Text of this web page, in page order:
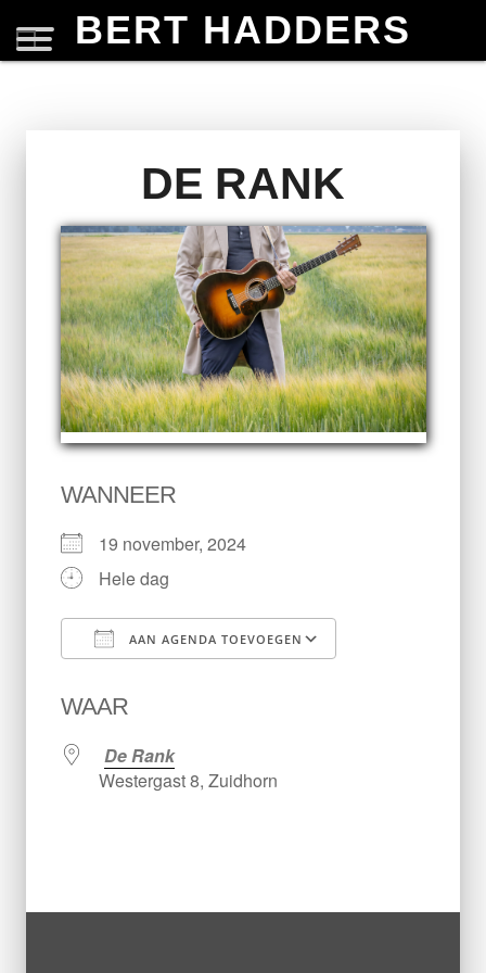
BERT HADDERS
DE RANK
WANNEER
19 november, 2024
Hele dag
AAN AGENDA TOEVOEGEN
WAAR
De Rank
Westergast 8, Zuidhorn